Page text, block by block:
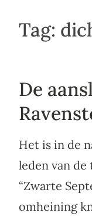
Tag:
De
Het is in de
leden van
“Zwarte
omheining